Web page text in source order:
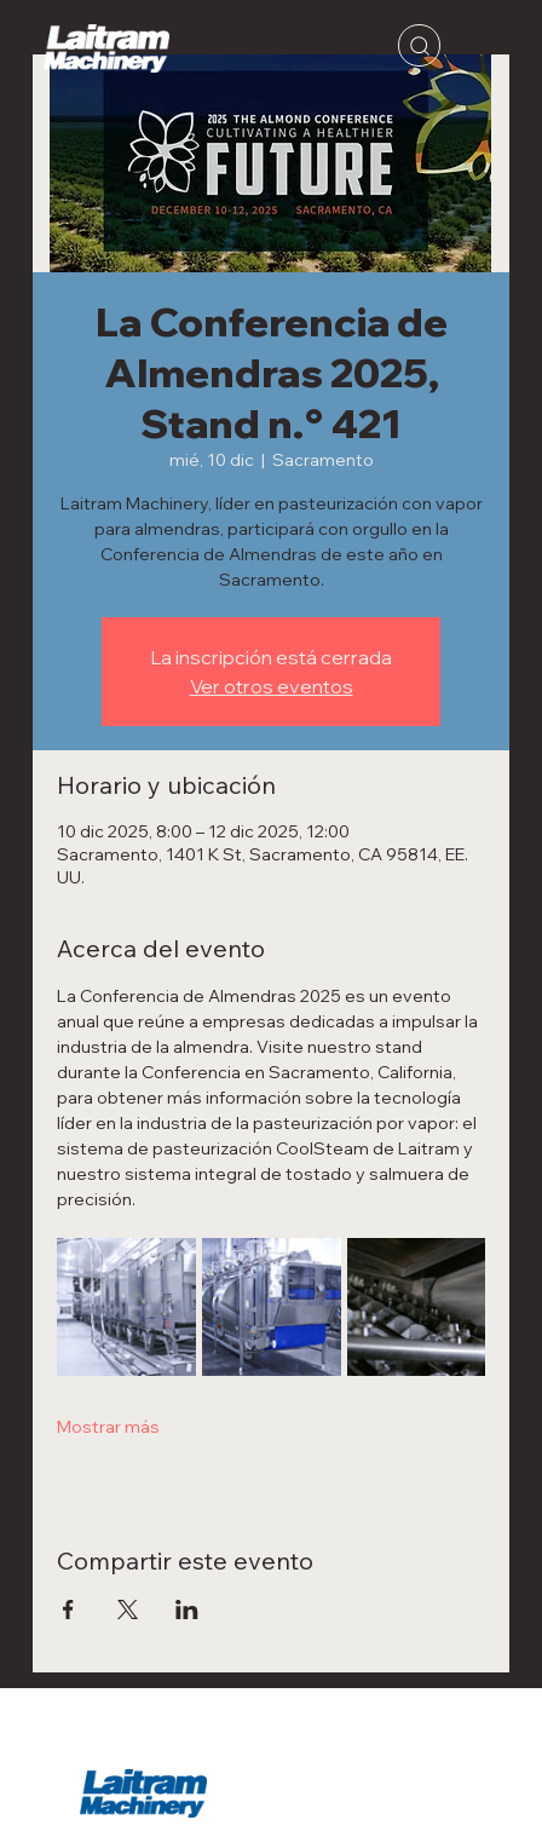
La Conferencia de
Almendras 2025,
Stand n.° 421
mié, 10 dic
  |
Sacramento
Laitram Machinery, líder en pasteurización con vapor
para almendras, participará con orgullo en la
Conferencia de Almendras de este año en
Sacramento.
La inscripción está cerrada
Ver otros eventos
Horario y ubicación
10 dic 2025, 8:00 – 12 dic 2025, 12:00
Sacramento, 1401 K St, Sacramento, CA 95814, EE.
UU.
Acerca del evento
La Conferencia de Almendras 2025 es un evento
anual que reúne a empresas dedicadas a impulsar la
industria de la almendra. Visite nuestro stand
durante la Conferencia en Sacramento, California,
para obtener más información sobre la tecnología
líder en la industria de la pasteurización por vapor: el
sistema de pasteurización CoolSteam de Laitram y
nuestro sistema integral de tostado y salmuera de
precisión.
Mostrar más
Compartir este evento